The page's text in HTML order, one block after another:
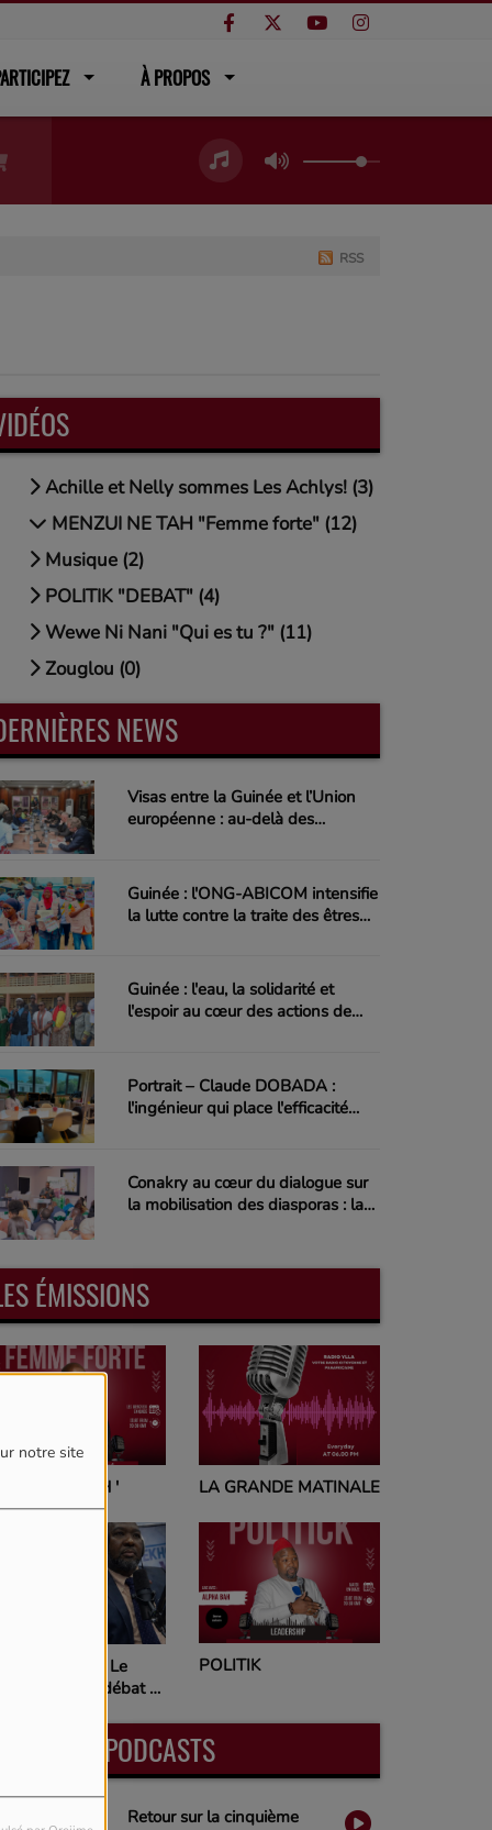
notre site
À PROPOS
RSS
Achille et Nelly sommes Les Achlys! (3)
MENZUI NE TAH "Femme forte" (12)
Musique (2)
POLITIK "DEBAT" (4)
Wewe Ni Nani "Qui es tu ?" (11)
Zouglou (0)
NEWS
Visas entre la Guinée et l’Union
européenne : au-delà des
Guinée : l'ONG-ABICOM intensifie
la lutte contre la traite des êtres
Guinée : l'eau, la solidarité et
l'espoir au cœur des actions de
Portrait – Claude DOBADA :
l'ingénieur qui place l'efficacité
Conakry au cœur du dialogue sur
la mobilisation des diasporas : la
ÉMISSIONS
NE TAH '
Forte'
Ni Nani – Le
vous du débat et
LA GRANDE MATINALE
POLITIK
DERNIERS PODCASTS
Retour sur la cinquième